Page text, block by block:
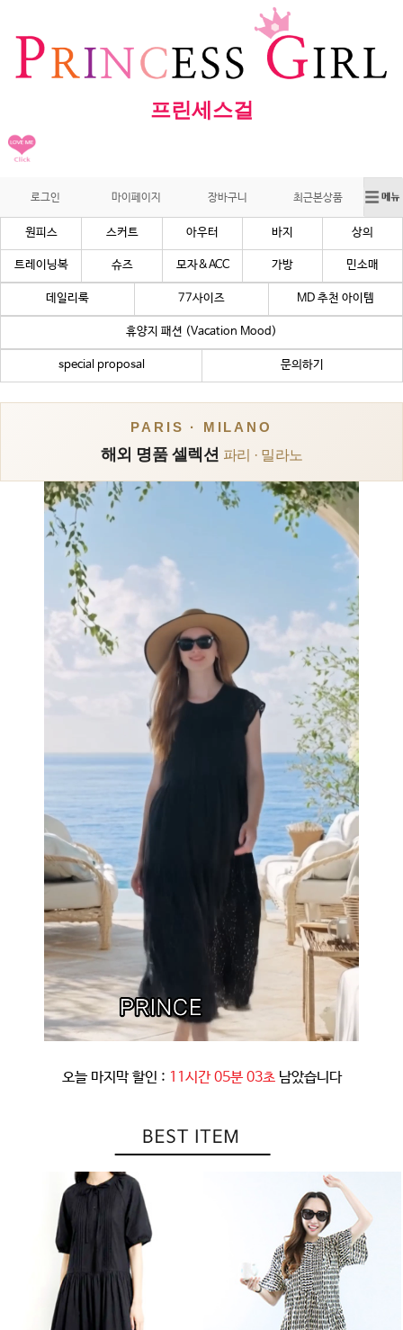
프린세스걸
로그인 마이페이지 장바구니 최근본상품
원피스 스커트 아우터 바지 상의
트레이닝복 슈즈 모자&ACC 가방 민소매
데일리룩 77사이즈 MD 추천 아이템
휴양지 패션 (Vacation Mood)
special proposal 문의하기
PARIS · MILANO
해외 명품 셀렉션 파리 · 밀라노
오늘 마지막 할인 : 11시간 05분 00초 남았습니다